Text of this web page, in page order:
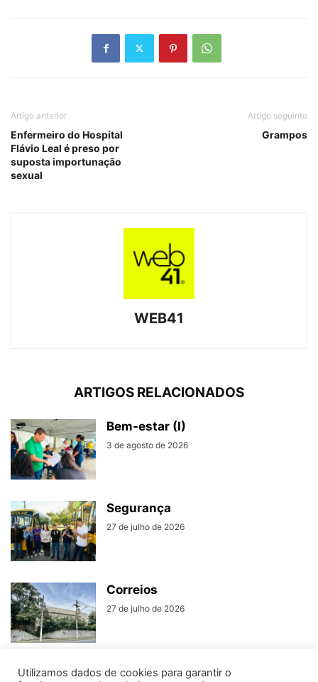
Artigo anterior
Enfermeiro do Hospital
Flávio Leal é preso por
suposta importunação
sexual
Artigo seguinte
Grampos
WEB41
ARTIGOS RELACIONADOS
Bem-estar (I)
3 de agosto de 2026
Segurança
27 de julho de 2026
Correios
27 de julho de 2026
Utilizamos dados de cookies para garantir o